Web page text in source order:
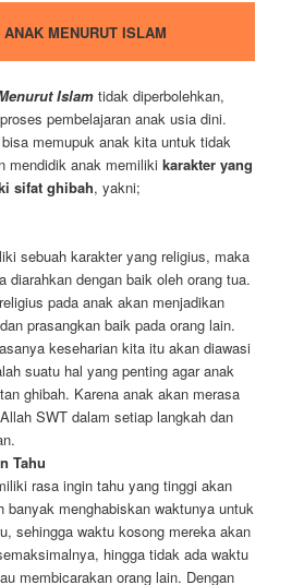
MENURUT ISLAM
Islam tidak diperbolehkan,
pembelajaran anak usia dini.
memupuk anak kita untuk tidak
mendidik anak memilikikarakter yang
sifat ghibah, yakni;
sebuah karakter yang religius, maka
diarahkan dengan baik oleh orang tua.
pada anak akan menjadikan
prasangkan baik pada orang lain.
keseharian kita itu akan diawasi
suatu hal yang penting agar anak
ghibah. Karena anak akan merasa
SWT dalam setiap langkah dan
Tahu
rasa ingin tahu yang tinggi akan
banyak menghabiskan waktunya untuk
sehingga waktu kosong mereka akan
hingga tidak ada waktu
membicarakan orang lain. Dengan